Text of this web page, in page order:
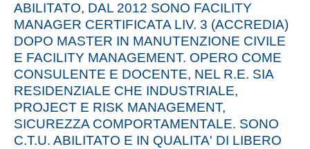
ABILITATO, DAL 2012 SONO FACILITY
MANAGER CERTIFICATA LIV. 3 (ACCREDIA)
DOPO MASTER IN MANUTENZIONE CIVILE
E FACILITY MANAGEMENT. OPERO COME
CONSULENTE E DOCENTE, NEL R.E. SIA
RESIDENZIALE CHE INDUSTRIALE,
PROJECT E RISK MANAGEMENT,
SICUREZZA COMPORTAMENTALE. SONO
C.T.U. ABILITATO E IN QUALITA' DI LIBERO